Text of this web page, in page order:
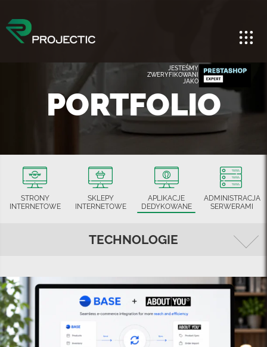
JESTEŚMY
ZWERYFIKOWANI
JAKO
PORTFOLIO
STRONY
INTERNETOWE
SKLEPY
INTERNETOWE
APLIKACJE
DEDYKOWANE
ADMINISTRACJA
SERWERAMI
TECHNOLOGIE